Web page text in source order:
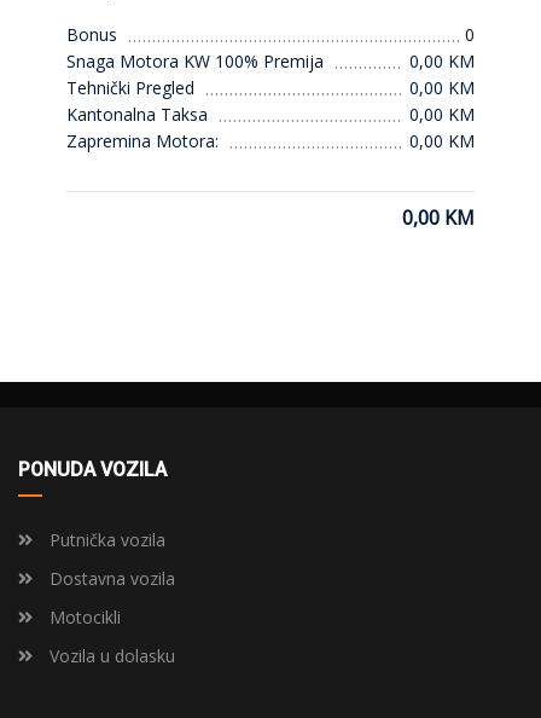
Bonus
0
Snaga Motora KW 100% Premija
0,00 KM
Tehnički Pregled
0,00 KM
Kantonalna Taksa
0,00 KM
Zapremina Motora:
0,00 KM
0,00 KM
PONUDA VOZILA
Putnička vozila
Dostavna vozila
Motocikli
Vozila u dolasku